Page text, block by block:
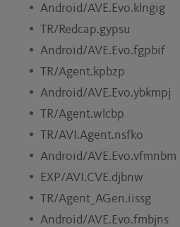
Android/AVE.Evo.klngig
TR/Redcap.gypsu
Android/AVE.Evo.fgpbif
TR/Agent.kpbzp
Android/AVE.Evo.ybkmpj
TR/Agent.wlcbp
TR/AVI.Agent.nsfko
Android/AVE.Evo.vfmnbm
EXP/AVI.CVE.djbnw
TR/Agent_AGen.iissg
Android/AVE.Evo.fmbjns